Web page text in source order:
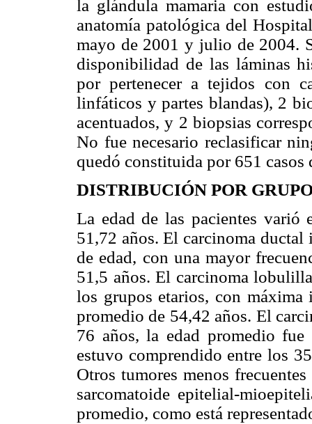
la glándula mamaria con
anatomía patológica del
mayo de 2001 y julio de 2004.
disponibilidad de las láminas
por pertenecer a tejidos con
linfáticos y partes blandas), 2
acentuados, y 2 biopsias
No fue necesario reclasificar
quedó constituida por 651 casos
DISTRIBUCIÓN POR
La edad de las pacientes
51,72 años. El carcinoma
de edad, con una mayor
51,5 años. El carcinoma
los grupos etarios, con
promedio de 54,42 años. El
76 años, la edad promedio
estuvo comprendido entre los
Otros tumores menos
sarcomatoide epitelial-
promedio, como está